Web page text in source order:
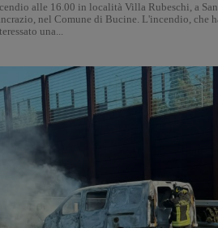
alle 16.00 in località Villa Rubeschi, a San
nel Comune di Bucine. L'incendio, che
una...